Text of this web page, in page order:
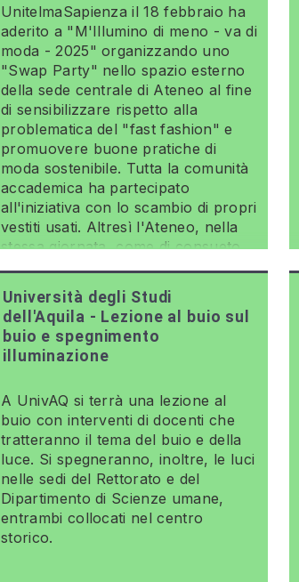
UnitelmaSapienza il 18 febbraio ha
aderito a "M'Illumino di meno - va di
moda - 2025" organizzando uno
"Swap Party" nello spazio esterno
della sede centrale di Ateneo al fine
di sensibilizzare rispetto alla
problematica del "fast fashion" e
promuovere buone pratiche di
moda sostenibile. Tutta la comunità
accademica ha partecipato
all'iniziativa con lo scambio di propri
vestiti usati. Altresì l'Ateneo, nella
stessa giornata, come di consueto,
Università degli Studi
dell'Aquila - Lezione al buio sul
buio e spegnimento
illuminazione
A UnivAQ si terrà una lezione al
buio con interventi di docenti che
tratteranno il tema del buio e della
luce. Si spegneranno, inoltre, le luci
nelle sedi del Rettorato e del
Dipartimento di Scienze umane,
entrambi collocati nel centro
storico.